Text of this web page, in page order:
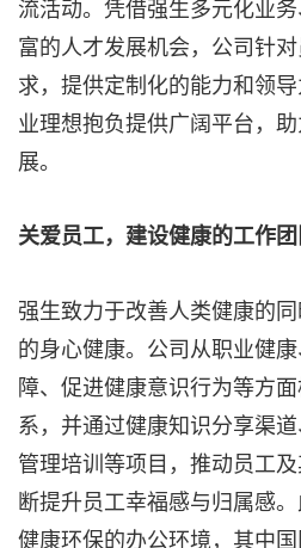
流活动。凭借强生多元化业
富的人才发展机会，公司针
求，提供定制化的能力和领
业理想抱负提供广阔平台，
展。
关爱员工，建设健康的工作
强生致力于改善人类健康的
的身心健康。公司从职业健
障、促进健康意识行为等方
系，并通过健康知识分享渠
管理培训等项目，推动员工
断提升员工幸福感与归属感
健康环保的办公环境，其中